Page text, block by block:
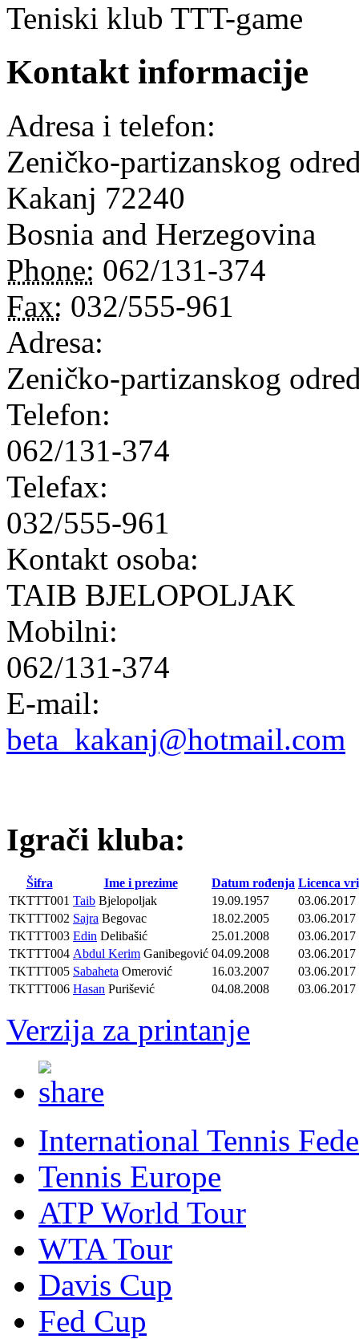
Teniski klub TTT-game
Kontakt informacije
Adresa i telefon:
Zeničko-partizanskog
Kakanj 72240
Bosnia and Herzegovina
Phone: 062/131-374
Fax: 032/555-961
Adresa:
Zeničko-partizanskog
Telefon:
062/131-374
Telefax:
032/555-961
Kontakt osoba:
TAIB BJELOPOLJAK
Mobilni:
062/131-374
E-mail:
beta_kakanj@hotmail.com
Igrači kluba:
Šifra Ime i prezime Datum rođenja Licenca
TKTTT001 Taib Bjelopoljak 19.09.1957
03.06.2017
TKTTT002 Sajra Begovac 18.02.2005
03.06.2017
TKTTT003 Edin Delibašić 25.01.2008
03.06.2017
TKTTT004 Abdul Kerim Ganibegović 04.09.2008
03.06.2017
TKTTT005 Sabaheta Omerović 16.03.2007
03.06.2017
TKTTT006 Hasan Purišević 04.08.2008 03.06.2017
Verzija za printanje
International Tennis
Tennis Europe
ATP World Tour
WTA Tour
Davis Cup
Fed Cup